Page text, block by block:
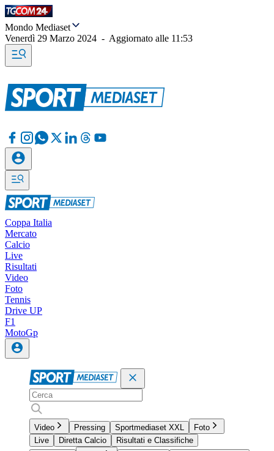
Mondo Mediaset
Venerdì 29 Marzo 2024 - Aggiornato alle 11:53
Coppa Italia
Mercato
Calcio
Live
Risultati
Video
Foto
Tennis
Drive UP
F1
MotoGp
Video Pressing Sportmediaset XXL
Foto
Live
Diretta Calcio
Risultati e Classifiche